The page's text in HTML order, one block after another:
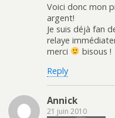
Voici donc mon
argent!
Je suis déjà fan
relaye
merci
bisous !
Reply
Annick
21 juin 2010